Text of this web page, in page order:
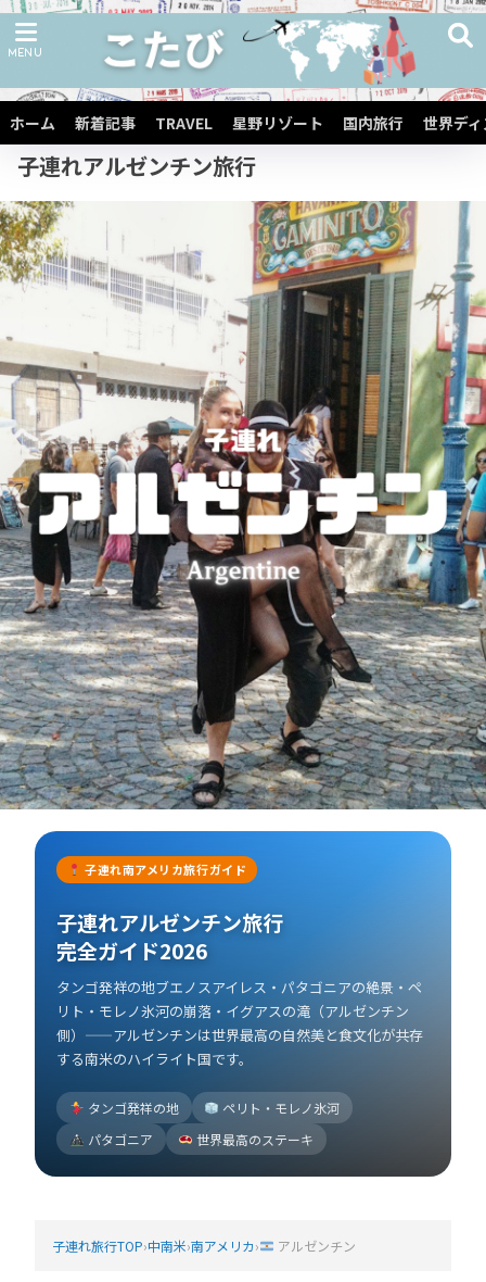
ホーム 新着記事 TRAVEL 星野リゾート 国内旅行 世界デ
ホーム 子連れ海外旅行 子連れ中南米旅行 子連れ南米旅行
子連れアルゼンチン旅行
子連れ南アメリカ旅行ガイド
子連れアルゼンチン旅行
完全ガイド2026
タンゴ発祥の地ブエノスアイレス・パタゴニアの絶景・ペ
リト・モレノ氷河の崩落・イグアスの滝（アルゼンチン
側）——アルゼンチンは世界最高の自然美と食文化が共存
する南米のハイライト国です。
タンゴ発祥の地
ペリト・モレノ氷河
パタゴニア
世界最高のステーキ
子連れ旅行TOP›中南米›南アメリカ› アルゼンチン